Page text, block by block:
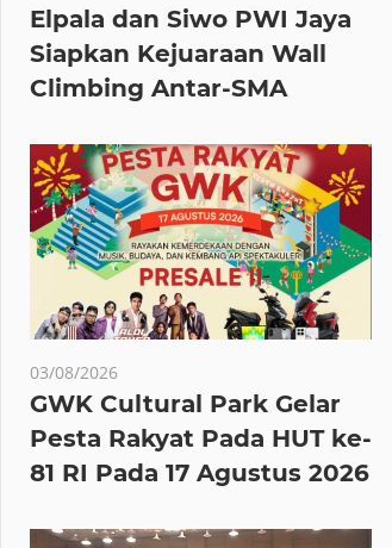
Elpala dan Siwo PWI Jaya
Siapkan Kejuaraan Wall
Climbing Antar-SMA
03/08/2026
GWK Cultural Park Gelar
Pesta Rakyat Pada HUT ke-
81 RI Pada 17 Agustus 2026